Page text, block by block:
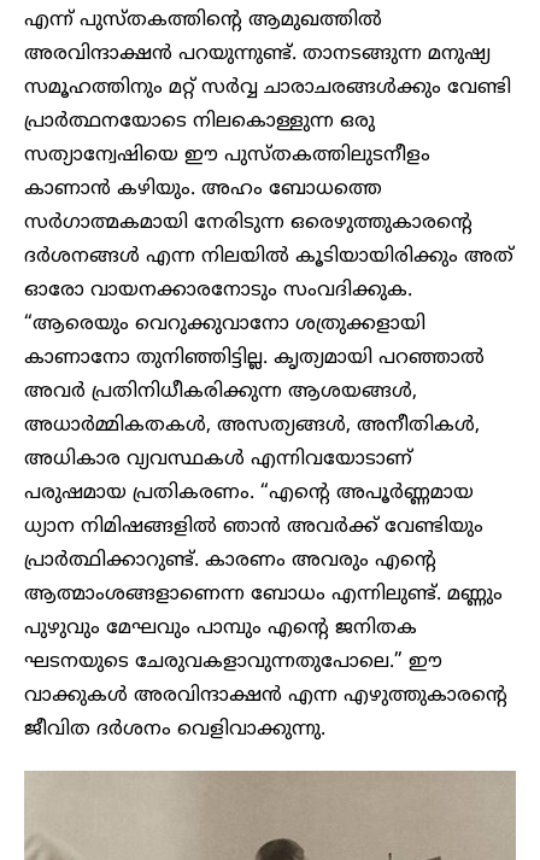
എന്ന് പുസ്തകത്തിന്റെ ആമുഖത്തിൽ
അരവിന്ദാക്ഷൻ പറയുന്നുണ്ട്. താനടങ്ങുന്ന മനുഷ്യ
സമൂഹത്തിനും മറ്റ് സർവ്വ ചാരാചരങ്ങൾക്കും വേണ്ടി
പ്രാർത്ഥനയോടെ നിലകൊള്ളുന്ന ഒരു
സത്യാന്വേഷിയെ ഈ പുസ്തകത്തിലുടനീളം
കാണാൻ കഴിയും. അഹം ബോധത്തെ
സർഗാത്മകമായി നേരിടുന്ന ഒരെഴുത്തുകാരന്റെ
ദർശനങ്ങൾ എന്ന നിലയിൽ കൂടിയായിരിക്കും അത്
ഓരോ വായനക്കാരനോടും സംവദിക്കുക.
“ആരെയും വെറുക്കുവാനോ ശത്രുക്കളായി
കാണാനോ തുനിഞ്ഞിട്ടില്ല. കൃത്യമായി പറഞ്ഞാൽ
അവർ പ്രതിനിധീകരിക്കുന്ന ആശയങ്ങൾ,
അധാർമ്മികതകൾ, അസത്യങ്ങൾ, അനീതികൾ,
അധികാര വ്യവസ്ഥകൾ എന്നിവയോടാണ്
പരുഷമായ പ്രതികരണം. “എന്റെ അപൂർണ്ണമായ
ധ്യാന നിമിഷങ്ങളിൽ ഞാൻ അവർക്ക് വേണ്ടിയും
പ്രാർത്ഥിക്കാറുണ്ട്. കാരണം അവരും എന്റെ
ആത്മാംശങ്ങളാണെന്ന ബോധം എന്നിലുണ്ട്. മണ്ണും
പുഴുവും മേഘവും പാമ്പും എന്റെ ജനിതക
ഘടനയുടെ ചേരുവകളാവുന്നതുപോലെ.” ഈ
വാക്കുകൾ അരവിന്ദാക്ഷൻ എന്ന എഴുത്തുകാരന്റെ
ജീവിത ദർശനം വെളിവാക്കുന്നു.